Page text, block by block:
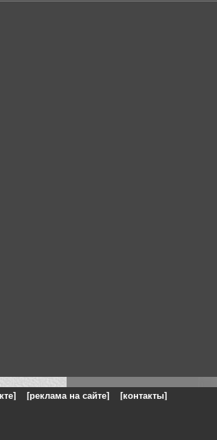
[реклама на сайте] [контакты]